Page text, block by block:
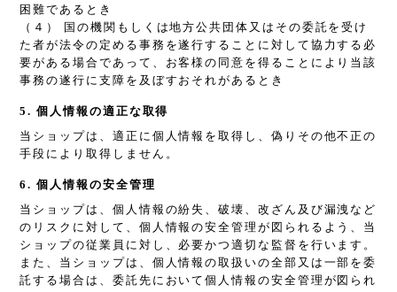
困難であるとき
（４） 国の機関もしくは地方公共団体又はその委託を受け
た者が法令の定める事務を遂行することに対して協力する必
要がある場合であって、お客様の同意を得ることにより当該
事務の遂行に支障を及ぼすおそれがあるとき
5. 個人情報の適正な取得
当ショップは、適正に個人情報を取得し、偽りその他不正の
手段により取得しません。
6. 個人情報の安全管理
当ショップは、個人情報の紛失、破壊、改ざん及び漏洩など
のリスクに対して、個人情報の安全管理が図られるよう、当
ショップの従業員に対し、必要かつ適切な監督を行います。
また、当ショップは、個人情報の取扱いの全部又は一部を委
託する場合は、委託先において個人情報の安全管理が図られ